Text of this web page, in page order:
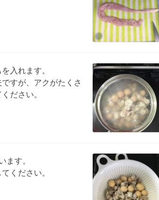
入れます。
すが、アクがたくさ
ださい。
ます。
ください。